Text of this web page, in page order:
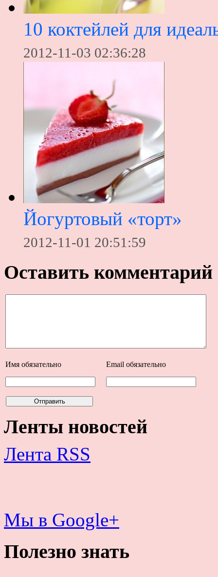
10 коктейлей для
2012-11-03 02:36:28
Йогуртовый «торт»
2012-11-01 20:51:59
Оставить комментарий
Имя обязательно Email обязательно
Ленты новостей
Лента RSS
Мы в Google+
Полезно знать